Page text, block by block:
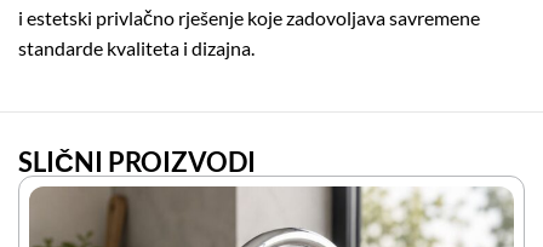
i estetski privlačno rješenje koje zadovoljava savremene
standarde kvaliteta i dizajna.
SLIČNI PROIZVODI